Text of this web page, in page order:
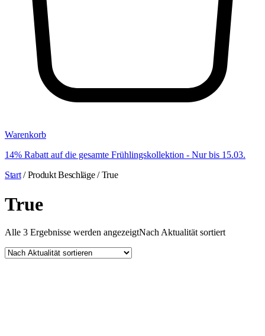
Warenkorb
14% Rabatt auf die gesamte Frühlingskollektion - Nur bis 15.03.
Start/ Produkt Beschläge / True
True
Alle 3 Ergebnisse werden angezeigtNach Aktualität sortiert